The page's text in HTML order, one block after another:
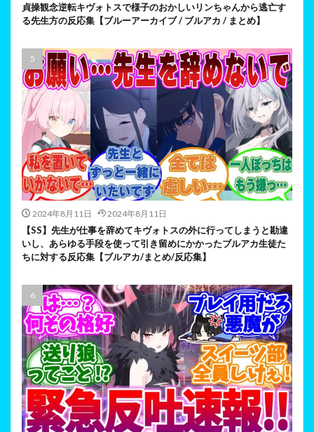
貞操観念逆転キヴォトスで様子のおかしいリンちゃんから逃亡す
る先生方の反応集【ブルーアーカイブ / ブルアカ / まとめ】
2024年8月11日 2024年8月11日
【SS】先生が仕事を辞めてキヴォトスの外に行ってしまうと勘違
いし、あらゆる手段を使って引き留めにかかったブルアカ生徒た
ちに対する反応集【ブルアカ/まとめ/反応集】